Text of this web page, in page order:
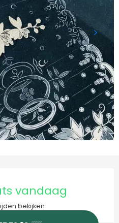
vandaag
bekijken